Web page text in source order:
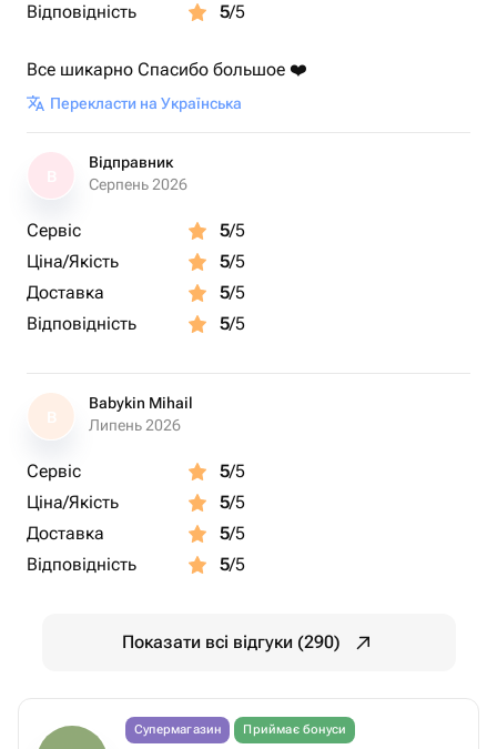
Відповідність 5/5
Все шикарно Спасибо большое ❤️
Перекласти на Українська
Відправник
Серпень 2026
Сервіс 5/5
Ціна/Якість
5/5
Доставка
5/5
Відповідність
5/5
B
Babykin Mihail
Липень 2026
Сервіс 5/5
Ціна/Якість
5/5
Доставка
5/5
Відповідність
5/5
Показати всі відгуки (290)
Супермагазин Приймає бонуси